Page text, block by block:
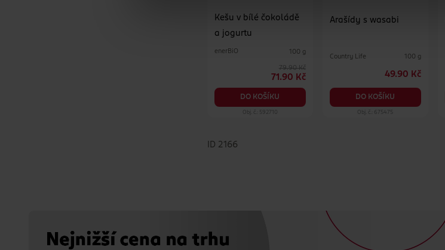
Kešu v bílé čokoládě
a jogurtu
enerBiO 100 g
79.90 Kč
71.90 Kč
DO KOŠÍKU
Obj. č.: 592710
Arašídy s wasabi
Country Life 100 g
49.90 Kč
DO KOŠÍKU
Obj. č.: 675475
ID 2166